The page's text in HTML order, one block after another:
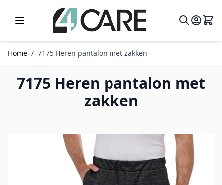
Ga naar de inhoud
Home / 7175 Heren pantalon met zakken
7175 Heren pantalon met
zakken